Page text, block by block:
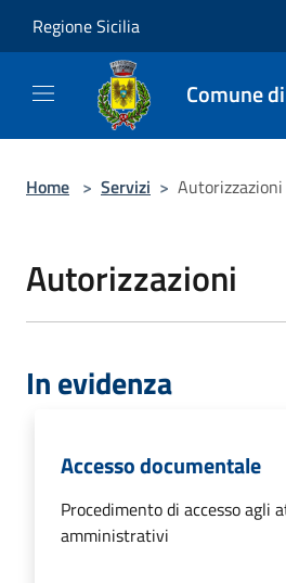
Regione Sicilia
Comune
Home > Servizi > Autorizzazioni
Autorizzazioni
In evidenza
Accesso documentale
Procedimento di accesso agli
amministrativi